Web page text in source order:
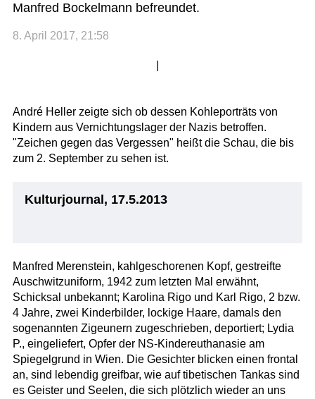
Manfred Bockelmann befreundet.
8. April 2017, 21:58
André Heller zeigte sich ob dessen Kohleporträts von
Kindern aus Vernichtungslager der Nazis betroffen.
"Zeichen gegen das Vergessen" heißt die Schau, die bis
zum 2. September zu sehen ist.
Kulturjournal, 17.5.2013
Manfred Merenstein, kahlgeschorenen Kopf, gestreifte
Auschwitzuniform, 1942 zum letzten Mal erwähnt,
Schicksal unbekannt; Karolina Rigo und Karl Rigo, 2 bzw.
4 Jahre, zwei Kinderbilder, lockige Haare, damals den
sogenannten Zigeunern zugeschrieben, deportiert; Lydia
P., eingeliefert, Opfer der NS-Kindereuthanasie am
Spiegelgrund in Wien. Die Gesichter blicken einen frontal
an, sind lebendig greifbar, wie auf tibetischen Tankas sind
es Geister und Seelen, die sich plötzlich wieder an uns